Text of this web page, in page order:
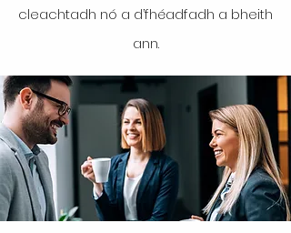
cleachtadh nó a d’fhéadfadh a bheith
ann.